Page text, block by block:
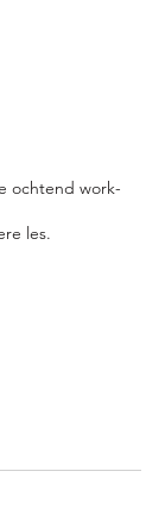
ochtend work-
les.